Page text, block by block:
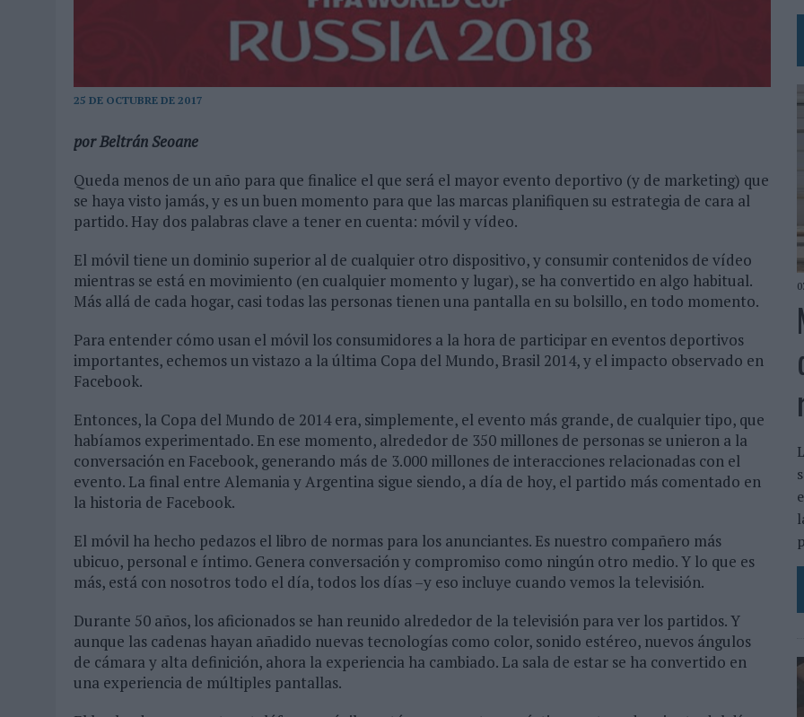
25 DE OCTUBRE DE 2017
por Beltrán Seoane
Queda menos de un año para que finalice el que será el mayor evento deportivo (y de marketing) que
se haya visto jamás, y es un buen momento para que las marcas planifiquen su estrategia de cara al
partido. Hay dos palabras clave a tener en cuenta: móvil y vídeo.
El móvil tiene un dominio superior al de cualquier otro dispositivo, y consumir contenidos de vídeo
mientras se está en movimiento (en cualquier momento y lugar), se ha convertido en algo habitual.
Más allá de cada hogar, casi todas las personas tienen una pantalla en su bolsillo, en todo momento.
Para entender cómo usan el móvil los consumidores a la hora de participar en eventos deportivos
importantes, echemos un vistazo a la última Copa del Mundo, Brasil 2014, y el impacto observado en
Facebook.
Entonces, la Copa del Mundo de 2014 era, simplemente, el evento más grande, de cualquier tipo, que
habíamos experimentado. En ese momento, alrededor de 350 millones de personas se unieron a la
conversación en Facebook, generando más de 3.000 millones de interacciones relacionadas con el
evento. La final entre Alemania y Argentina sigue siendo, a día de hoy, el partido más comentado en
la historia de Facebook.
El móvil ha hecho pedazos el libro de normas para los anunciantes. Es nuestro compañero más
ubicuo, personal e íntimo. Genera conversación y compromiso como ningún otro medio. Y lo que es
más, está con nosotros todo el día, todos los días –y eso incluye cuando vemos la televisión.
Durante 50 años, los aficionados se han reunido alrededor de la televisión para ver los partidos. Y
aunque las cadenas hayan añadido nuevas tecnologías como color, sonido estéreo, nuevos ángulos
de cámara y alta definición, ahora la experiencia ha cambiado. La sala de estar se ha convertido en
una experiencia de múltiples pantallas.